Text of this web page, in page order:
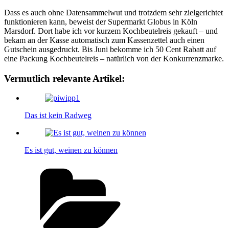
Dass es auch ohne Datensammelwut und trotzdem sehr zielgerichtet
funktionieren kann, beweist der Supermarkt Globus in Köln
Marsdorf. Dort habe ich vor kurzem Kochbeutelreis gekauft – und
bekam an der Kasse automatisch zum Kassenzettel auch einen
Gutschein ausgedruckt. Bis Juni bekomme ich 50 Cent Rabatt auf
eine Packung Kochbeutelreis – natürlich von der Konkurrenzmarke.
Vermutlich relevante Artikel:
Das ist kein Radweg
Es ist gut, weinen zu können